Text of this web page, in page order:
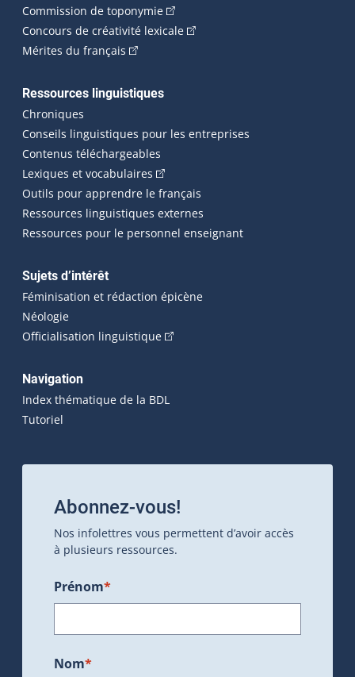
Commission de toponymie(Cet hyperlien externe s'ouvrira
Concours de créativité lexicale(Cet hyperlien externe
Mérites du français (Cet hyperlien externe s'ouvrira dans une
Ressources linguistiques
Chroniques
Conseils linguistiques pour les entreprises
Contenus téléchargeables
Lexiques et vocabulaires (Cet hyperlien externe s'ouvrira
Outils pour apprendre le français
Ressources linguistiques externes
Ressources pour le personnel enseignant
Sujets d’intérêt
Féminisation et rédaction épicène
Néologie
Officialisation linguistique(Cet hyperlien externe s'ouvrira
Navigation
Index thématique de la BDL
Tutoriel
Abonnez-vous!
Nos infolettres vous permettent d’avoir accès
à plusieurs ressources.
Prénom*
Nom*